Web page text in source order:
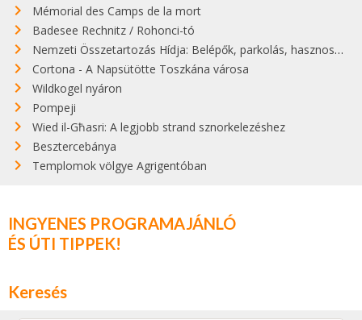
Mémorial des Camps de la mort
Badesee Rechnitz / Rohonci-tó
Nemzeti Összetartozás Hídja: Belépők, parkolás, hasznos infók
Cortona - A Napsütötte Toszkána városa
Wildkogel nyáron
Pompeji
Wied il-Għasri: A legjobb strand sznorkelezéshez
Besztercebánya
Templomok völgye Agrigentóban
INGYENES PROGRAMAJÁNLÓ
ÉS ÚTI TIPPEK!
Keresés